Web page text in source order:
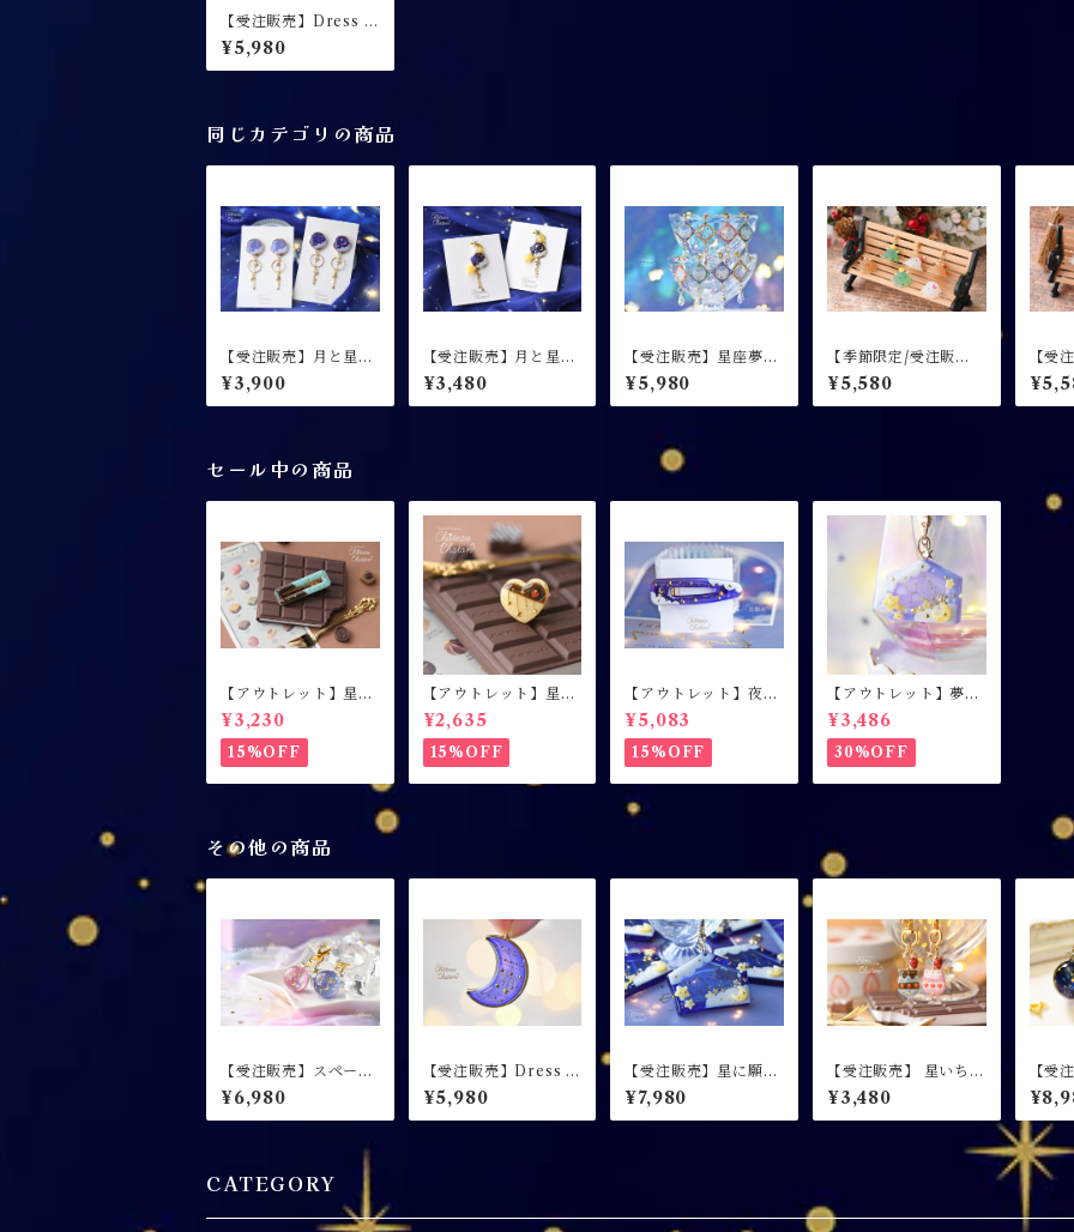
【受注販売】Dress u
p Night / 耳飾り
¥5,980
同じカテゴリの商品
【受注販売】月と星の
詩 / 耳飾り
¥3,900
【受注販売】月と星の
詩 / イヤーカフ / 片耳
¥3,480
【受注販売】星座夢見
盤 / ピアス イヤリング
¥5,980
【季節限定/受注販
売】めんだくろーすふ
れんず / ピアス・イヤ
リング
¥5,580
【受
ーすと / ピアス
リン
セール中の商品
【アウトレット】星屑
パティスリー / ヘアク
リップ / チョコミント
/ 右側用
¥3,230
15%OFF
【アウトレット】星屑
パティスリー / 指輪 /
カスタードプリン×ハ
ート
¥2,635
15%OFF
【アウトレット】夜空
色ヘアクリップ / 左側
用
¥5,083
15%OFF
【アウトレット】夢色
の願い事 / 絵馬シェイ
カー / キーホルダー /
ミルキーパープル
¥3,486
30%OFF
その他の商品
【受注販売】スペース
オーブキーホルダー D
reamy ver.
¥6,980
【受注販売】Dress u
p Moon -ドレスアッ
プムーン- / 月のネッ
クレス【夜空カラー】
¥5,980
【受注販売】星に願い
を 夜空に祈りを / 絵馬
シェイカー / キーホル
ダー
¥7,980
【受注販売】 星いちご
のパフェ / キーホルダ
ー
¥3,480
【受
オー
ry night
CATEGORY